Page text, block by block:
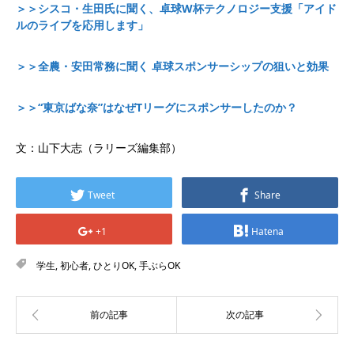
＞＞シスコ・生田氏に聞く、卓球W杯テクノロジー支援「アイド
ルのライブを応用します」
＞＞全農・安田常務に聞く 卓球スポンサーシップの狙いと効果
＞＞“東京ばな奈”はなぜTリーグにスポンサーしたのか？
文：山下大志（ラリーズ編集部）
Tweet Share
+1 Hatena
学生,初心者,ひとりOK,手ぶらOK